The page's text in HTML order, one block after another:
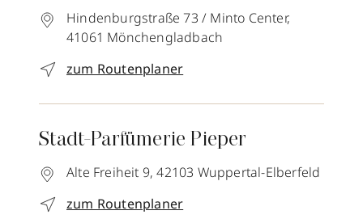
Hindenburgstraße 73 / Minto Center,
41061 Mönchengladbach
zum Routenplaner
Stadt-Parfümerie Pieper
Alte Freiheit 9, 42103 Wuppertal-Elberfeld
zum Routenplaner